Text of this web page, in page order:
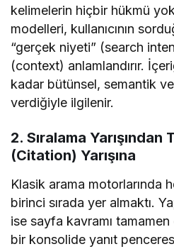
kelimelerin hiçbir hükmü
modelleri, kullanıcının
“gerçek niyeti” (search
(context) anlamlandırır.
kadar bütünsel, semantik
verdiğiyle ilgilenir.
2. Sıralama Yarışından
(Citation) Yarışına
Klasik arama motorlarında
birinci sırada yer almaktı.
ise sayfa kavramı
bir konsolide yanıt